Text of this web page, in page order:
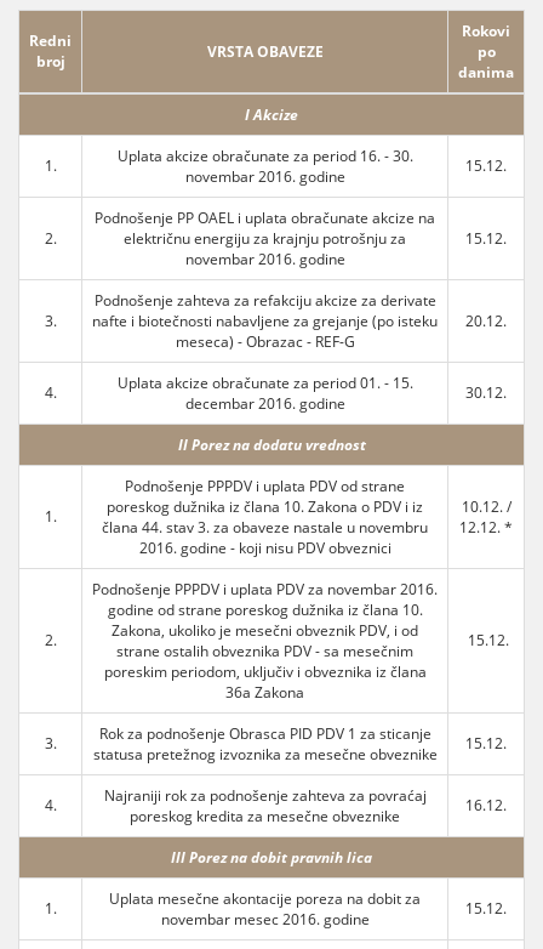
Redni
broj
VRSTA OBAVEZE
Rokovi
po
danima
I Akcize
1.
Uplata akcize obračunate za period 16. - 30.
novembar 2016. godine
15.12.
2.
Podnošenje PP OAEL i uplata obračunate akcize na
električnu energiju za krajnju potrošnju za
novembar 2016. godine
15.12.
3.
Podnošenje zahteva za refakciju akcize za derivate
nafte i biotečnosti nabavljene za grejanje (po isteku
meseca) - Obrazac - REF-G
20.12.
4.
Uplata akcize obračunate za period 01. - 15.
decembar 2016. godine
30.12.
II Porez na dodatu vrednost
1.
Podnošenje PPPDV i uplata PDV od strane
poreskog dužnika iz člana 10. Zakona o PDV i iz
člana 44. stav 3. za obaveze nastale u novembru
2016. godine - koji nisu PDV obveznici
10.12. /
12.12. *
2.
Podnošenje PPPDV i uplata PDV za novembar 2016.
godine od strane poreskog dužnika iz člana 10.
Zakona, ukoliko je mesečni obveznik PDV, i od
strane ostalih obveznika PDV - sa mesečnim
poreskim periodom, uključiv i obveznika iz člana
36a Zakona
15.12.
3.
Rok za podnošenje Obrasca PID PDV 1 za sticanje
statusa pretežnog izvoznika za mesečne obveznike
15.12.
4.
Najraniji rok za podnošenje zahteva za povraćaj
poreskog kredita za mesečne obveznike
16.12.
III Porez na dobit pravnih lica
1.
Uplata mesečne akontacije poreza na dobit za
novembar mesec 2016. godine
15.12.